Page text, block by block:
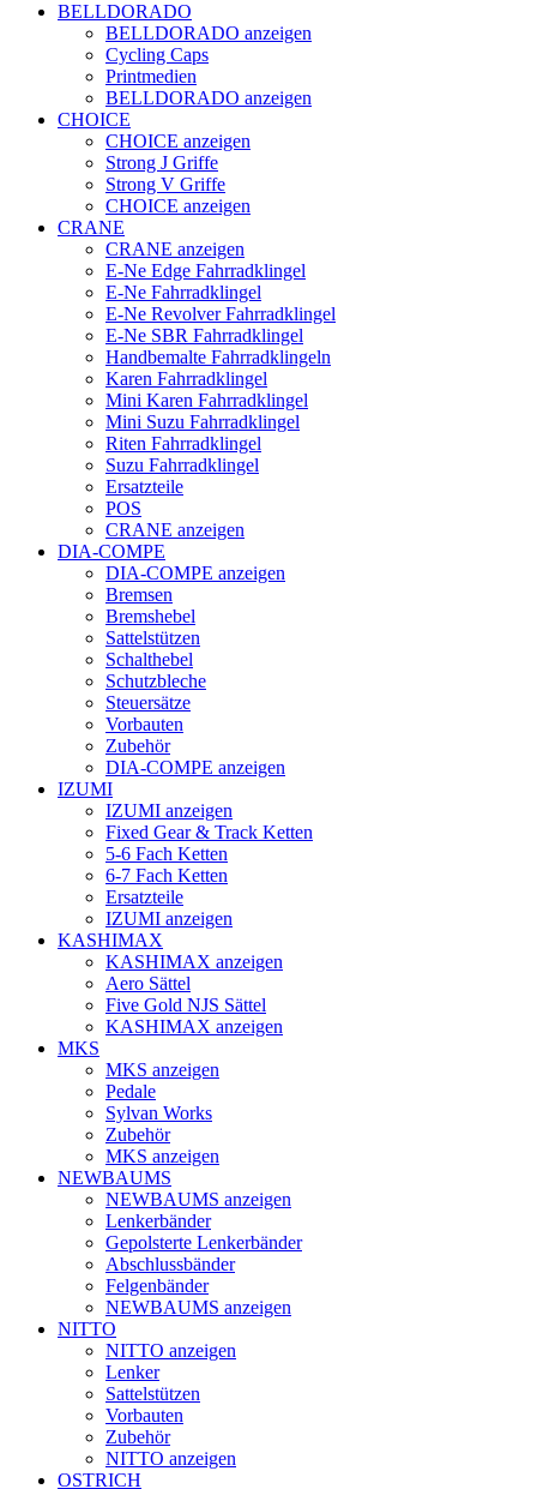
BELLDORADO
BELLDORADO anzeigen
Cycling Caps
Printmedien
BELLDORADO anzeigen
CHOICE
CHOICE anzeigen
Strong J Griffe
Strong V Griffe
CHOICE anzeigen
CRANE
CRANE anzeigen
E-Ne Edge Fahrradklingel
E-Ne Fahrradklingel
E-Ne Revolver Fahrradklingel
E-Ne SBR Fahrradklingel
Handbemalte Fahrradklingeln
Karen Fahrradklingel
Mini Karen Fahrradklingel
Mini Suzu Fahrradklingel
Riten Fahrradklingel
Suzu Fahrradklingel
Ersatzteile
POS
CRANE anzeigen
DIA-COMPE
DIA-COMPE anzeigen
Bremsen
Bremshebel
Sattelstützen
Schalthebel
Schutzbleche
Steuersätze
Vorbauten
Zubehör
DIA-COMPE anzeigen
IZUMI
IZUMI anzeigen
Fixed Gear & Track Ketten
5-6 Fach Ketten
6-7 Fach Ketten
Ersatzteile
IZUMI anzeigen
KASHIMAX
KASHIMAX anzeigen
Aero Sättel
Five Gold NJS Sättel
KASHIMAX anzeigen
MKS
MKS anzeigen
Pedale
Sylvan Works
Zubehör
MKS anzeigen
NEWBAUMS
NEWBAUMS anzeigen
Lenkerbänder
Gepolsterte Lenkerbänder
Abschlussbänder
Felgenbänder
NEWBAUMS anzeigen
NITTO
NITTO anzeigen
Lenker
Sattelstützen
Vorbauten
Zubehör
NITTO anzeigen
OSTRICH